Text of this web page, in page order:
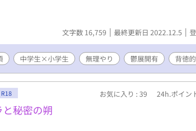
文字数 16,759 最終更新日 2022.12.5
中学生×小学生 無理やり 鬱展開有 背徳的
R18 お気に入り : 39 24h.ポイン
秘密の朔